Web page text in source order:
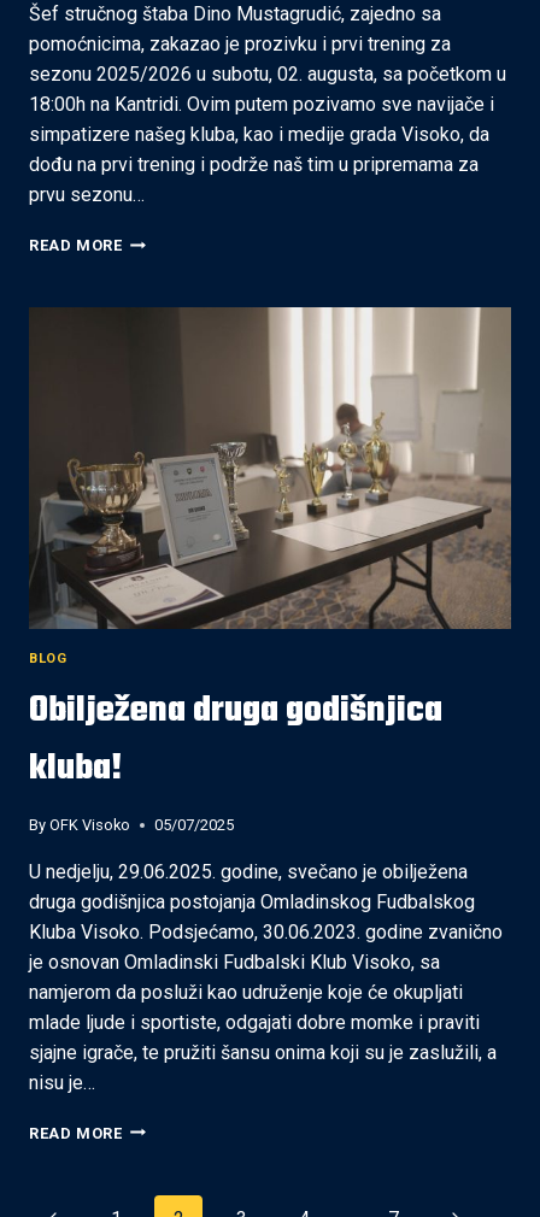
Šef stručnog štaba Dino Mustagrudić, zajedno sa
pomoćnicima, zakazao je prozivku i prvi trening za
sezonu 2025/2026 u subotu, 02. augusta, sa početkom u
18:00h na Kantridi. Ovim putem pozivamo sve navijače i
simpatizere našeg kluba, kao i medije grada Visoko, da
dođu na prvi trening i podrže naš tim u pripremama za
prvu sezonu…
READ MOREBACK
PROZIVKA
BLOG
Obilježena druga godišnjica
kluba!
By OFK Visoko 05/07/2025
U nedjelju, 29.06.2025. godine, svečano je obilježena
druga godišnjica postojanja Omladinskog Fudbalskog
Kluba Visoko. Podsjećamo, 30.06.2023. godine zvanično
je osnovan Omladinski Fudbalski Klub Visoko, sa
namjerom da posluži kao udruženje koje će okupljati
mlade ljude i sportiste, odgajati dobre momke i praviti
sjajne igrače, te pružiti šansu onima koji su je zaslužili, a
nisu je…
READ MOREOBILJEŽENA
KLUBA!